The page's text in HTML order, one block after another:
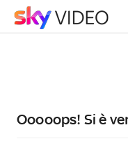
Ooooops! Si è